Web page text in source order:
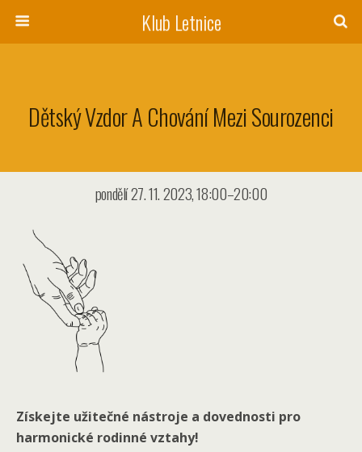
Klub Letnice
Dětský Vzdor A Chování Mezi Sourozenci
pondělí 27. 11. 2023, 18:00–20:00
Získejte užitečné nástroje a dovednosti pro
harmonické rodinné vztahy!